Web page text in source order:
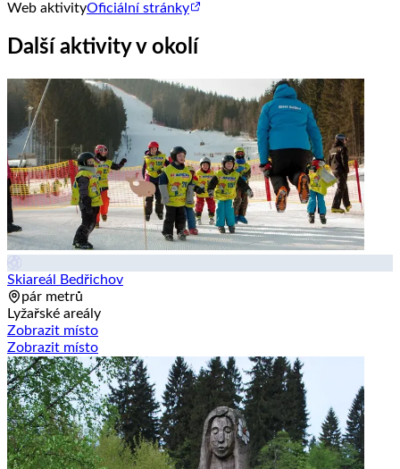
Web aktivityOficiální stránky
Další aktivity v okolí
Skiareál Bedřichov
pár metrů
Lyžařské areály
Zobrazit místo
Zobrazit místo